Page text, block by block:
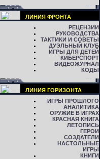
ЛИНИЯ ФРОНТА
РЕЦЕНЗИИ
РУКОВОДСТВА
ТАКТИКИ И СОВЕТЫ
ДУЭЛЬНЫЙ КЛУБ
ИГРЫ ДЛЯ ДЕТЕЙ
КИБЕРСПОРТ
ВИДЕОЖУРНАЛ
КОДЫ
ЛИНИЯ ГОРИЗОНТА
ИГРЫ ПРОШЛОГО
АНАЛИТИКА
ОРУЖИЕ В ИГРАХ
КРАСНАЯ КНИГА
ЛЕТОПИСЬ
ГЕРОИ
СОЗДАТЕЛИ
НАСТОЛЬНЫЕ
ИГРЫ
КНИГИ